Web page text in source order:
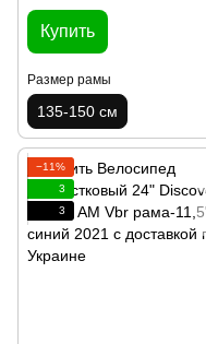
Купить
Размер рамы
135-150 см
−11%
3
3